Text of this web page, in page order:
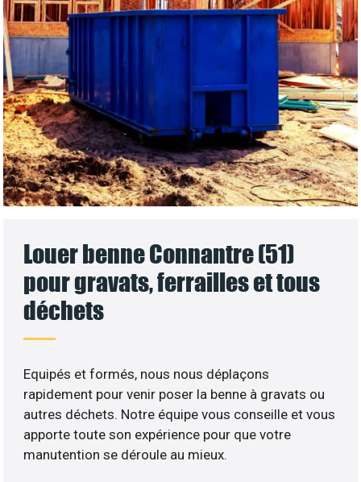
Louer benne Connantre (51)
pour gravats, ferrailles et tous
déchets
Equipés et formés, nous nous déplaçons
rapidement pour venir poser la benne à gravats ou
autres déchets. Notre équipe vous conseille et vous
apporte toute son expérience pour que votre
manutention se déroule au mieux.